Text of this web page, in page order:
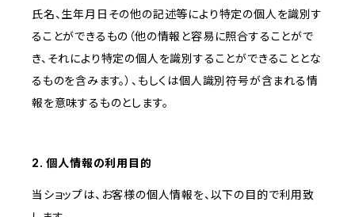
氏名、生年月日その他の記述等により特定の個人を識別す
ることができるもの（他の情報と容易に照合することがで
き、それにより特定の個人を識別することができることとな
るものを含みます。）、もしくは個人識別符号が含まれる情
報を意味するものとします。
2. 個人情報の利用目的
当ショップは、お客様の個人情報を、以下の目的で利用致